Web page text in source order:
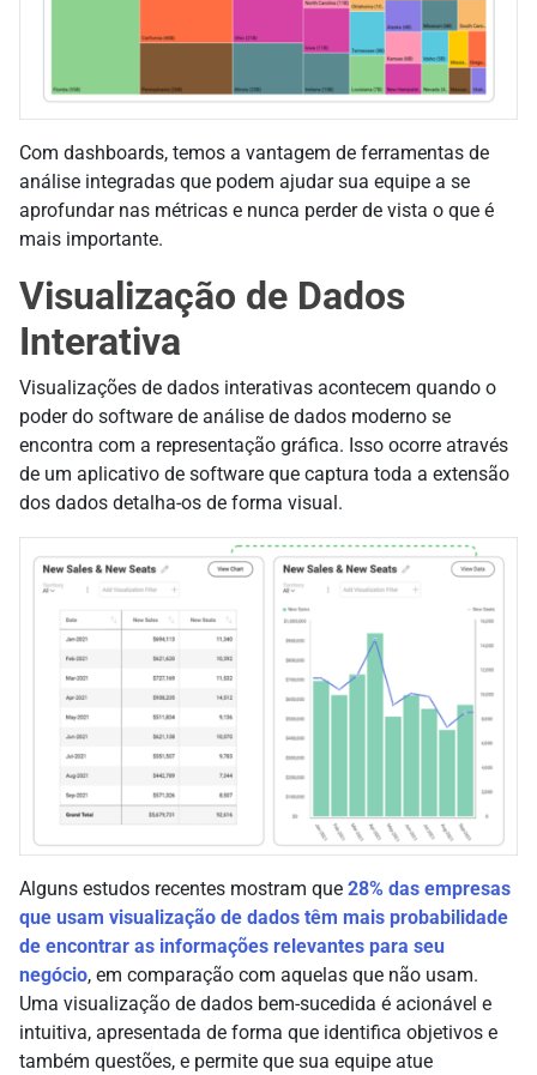
Com dashboards, temos a vantagem de ferramentas de
análise integradas que podem ajudar sua equipe a se
aprofundar nas métricas e nunca perder de vista o que é
mais importante.
Visualização de Dados
Interativa
Visualizações de dados interativas acontecem quando o
poder do software de análise de dados moderno se
encontra com a representação gráfica. Isso ocorre através
de um aplicativo de software que captura toda a extensão
dos dados detalha-os de forma visual.
Alguns estudos recentes mostram que 28% das empresas
que usam visualização de dados têm mais probabilidade
de encontrar as informações relevantes para seu
negócio, em comparação com aquelas que não usam.
Uma visualização de dados bem-sucedida é acionável e
intuitiva, apresentada de forma que identifica objetivos e
também questões, e permite que sua equipe atue